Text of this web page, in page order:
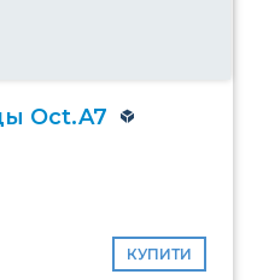
Oct.A7
КУПИТИ